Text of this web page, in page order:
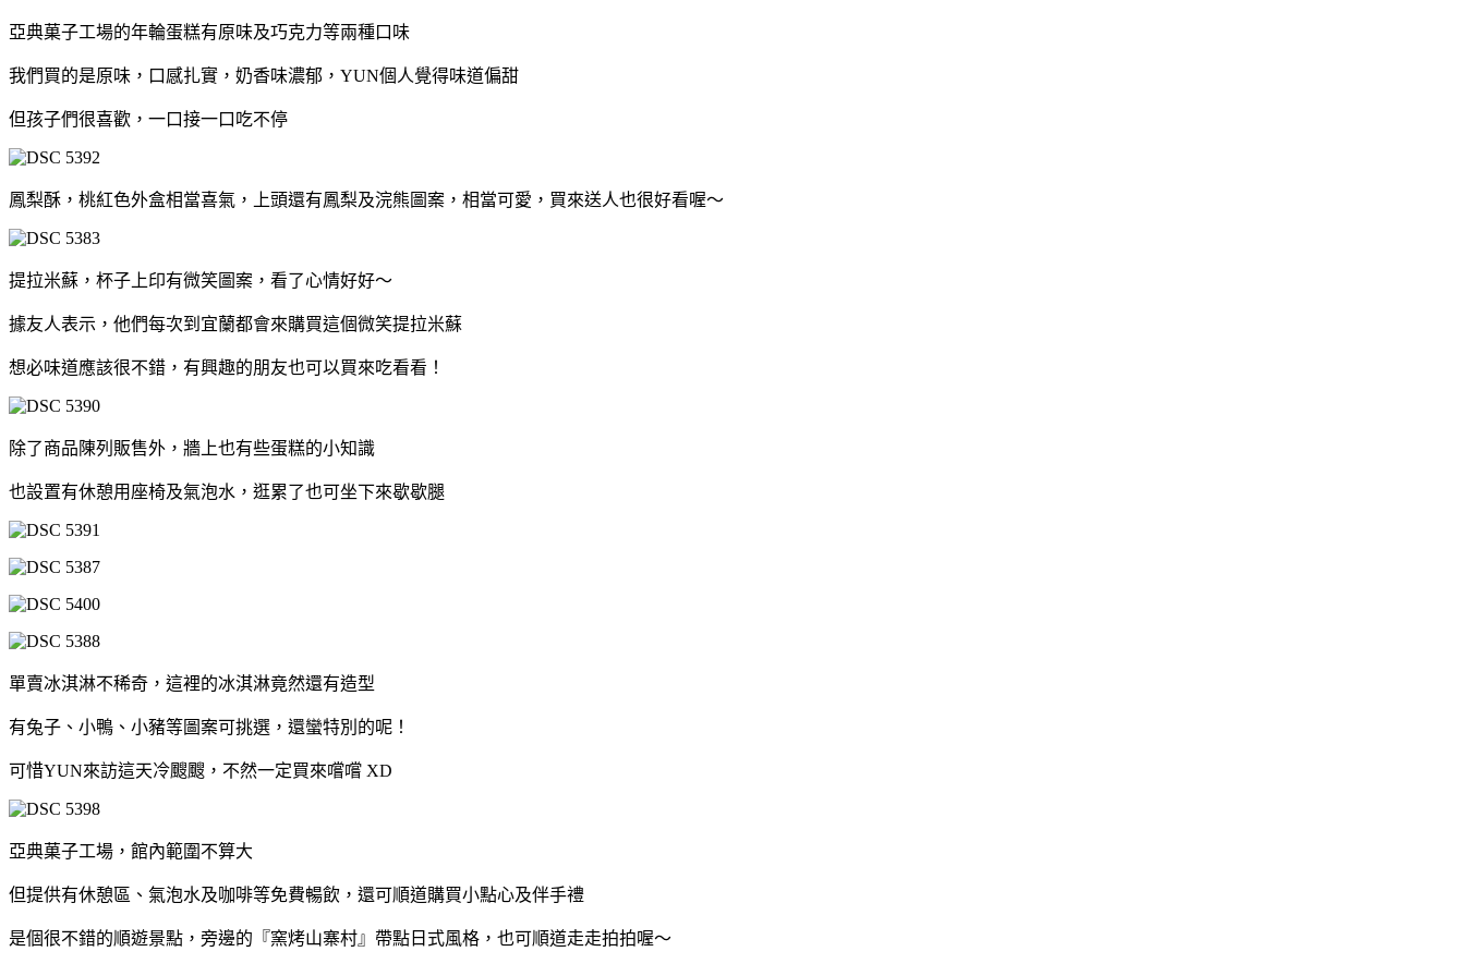
亞典菓子工場的年輪蛋糕有原味及巧克力等兩種口味
我們買的是原味，口感扎實，奶香味濃郁，YUN個人覺得味道偏甜
但孩子們很喜歡，一口接一口吃不停
鳳梨酥，桃紅色外盒相當喜氣，上頭還有鳳梨及浣熊圖案，相當可愛，買來送人也很好看喔～
提拉米蘇，杯子上印有微笑圖案，看了心情好好～
據友人表示，他們每次到宜蘭都會來購買這個微笑提拉米蘇
想必味道應該很不錯，有興趣的朋友也可以買來吃看看！
除了商品陳列販售外，牆上也有些蛋糕的小知識
也設置有休憩用座椅及氣泡水，逛累了也可坐下來歇歇腿
單賣冰淇淋不稀奇，這裡的冰淇淋竟然還有造型
有兔子、小鴨、小豬等圖案可挑選，還蠻特別的呢！
可惜YUN來訪這天冷颼颼，不然一定買來嚐嚐 XD
亞典菓子工場，館內範圍不算大
但提供有休憩區、氣泡水及咖啡等免費暢飲，還可順道購買小點心及伴手禮
是個很不錯的順遊景點，旁邊的『窯烤山寨村』帶點日式風格，也可順道走走拍拍喔～